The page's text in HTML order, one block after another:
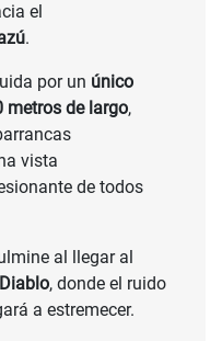
el
.
por un único
metros de largo,
vista
de todos
al llegar al
, donde el ruido
a estremecer.